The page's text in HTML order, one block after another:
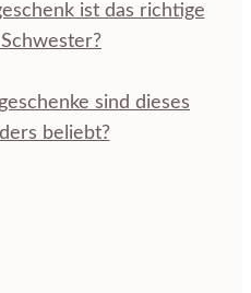
ist das richtige
sind dieses
beliebt?